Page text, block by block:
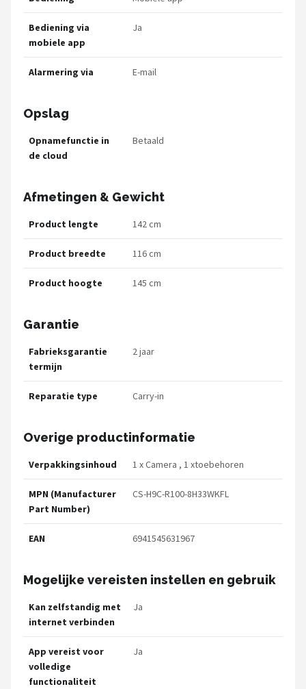
Bediening via
mobiele app
Ja
Alarmering via E-mail
Opslag
Opnamefunctie in
de cloud
Betaald
Afmetingen & Gewicht
Product lengte 142 cm
Product breedte 116 cm
Product hoogte 145 cm
Garantie
Fabrieksgarantie
termijn
2 jaar
Reparatie type Carry-in
Overige productinformatie
Verpakkingsinhoud 1 x Camera , 1 xtoebehoren
MPN (Manufacturer
Part Number)
CS-H9C-R100-8H33WKFL
EAN 6941545631967
Mogelijke vereisten instellen en gebruik
Kan zelfstandig met
internet verbinden
Ja
App vereist voor
volledige
functionaliteit
Ja